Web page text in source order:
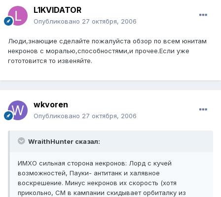
L1KVIDATOR
Опубликовано 27 октября, 2006
Люди,знающие сделайте пожалуйста обзор по всем юнитам
некронов с моралью,способностями,и прочее.Если уже
гототовится то извеняйте.
wkvoren
Опубликовано 27 октября, 2006
WraithHunter сказал:
ИМХО сильная сторона некронов: Лорд с кучей
возможностей, Пауки- антитанк и халявное
воскрешение. Минус некронов их скорость (хотя
прикольно, СМ в кампании скидывает орбиталку из